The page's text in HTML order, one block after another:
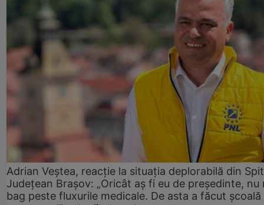
Adrian Veștea, reacție la situația deplorabilă din
Județean Brașov: „Oricât aș fi eu de președinte, nu
bag peste fluxurile medicale. De asta a făcut școală